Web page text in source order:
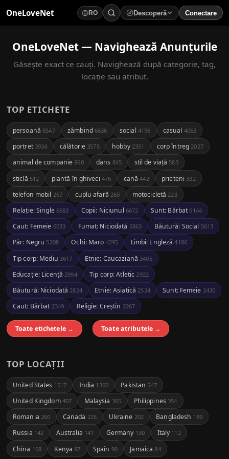
OneLoveNet RO Descoperă Conectare
Videouri Salvate ×
Se încarcă...
OneLoveNet — Navighează Anunțurile
Găsește exact ce cauți. Navighează după categorie, tag,
locație sau atribut.
TOP ETICHETE
persoană 8547 zâmbind 6636 social 4196 casual 4063
portret 3934 călătorie 3575 hobby 2351 corp întreg 2027
animal de companie 860 dans 845 stil de viață 583
sticlă 512 plantă în ghiveci 476 cană 442 prieteni 332
telefon mobil 267 cuplu afară 260 motocicletă 223
Relație: Single 6683 Copii: Niciunul 6672 Sunt: Bărbat 6144
Caut: Femeie 6033 Fumat: Niciodată 5863 Băutură: Social 5613
Păr: Negru 5208 Ochi: Maro 4295 Limbi: Engleză 4186
Tip corp: Mediu 3617 Etnie: Caucaziană 3405
Educație: Licență 2994 Tip corp: Atletic 2922
Băutură: Niciodată 2824 Etnie: Asiatică 2534 Sunt: Femeie 2430
Caut: Bărbat 2349 Religie: Creștin 2267
Toate etichetele → Toate atributele →
TOP LOCAȚII
United States 1517 India 1360 Pakistan 547
United Kingdom 407 Malaysia 365 Philippines 354
Romania 260 Canada 226 Ukraine 202 Bangladesh 189
Russia 142 Australia 141 Germany 130 Italy 112
China 108 Kenya 97 Spain 90 Jamaica 84